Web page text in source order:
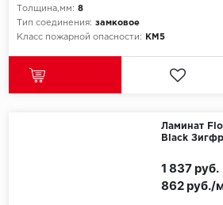
Толщина,мм: 8
Тип соединения: замковое
Класс пожарной опасности:
КМ5
Ламинат
Black
862 руб./
1 837 руб.